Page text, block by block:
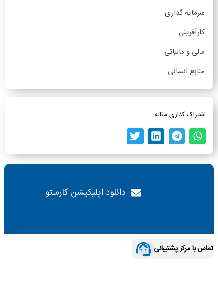
سرمایه گذاری
کارآفرینی
مالی و مالیاتی
منابع انسانی
اشتراک گذاری مقاله
دانلود اپلیکیشن کارمنتو
تماس با مرکز پشتیبانی